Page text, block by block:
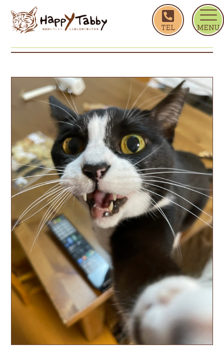
ホーム
まつこ